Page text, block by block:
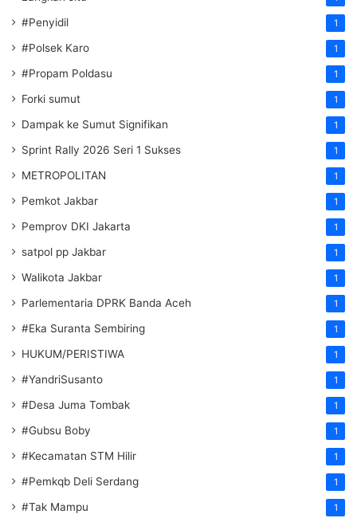
#Penyidil 1
#Polsek Karo 1
#Propam Poldasu 1
Forki sumut 1
Dampak ke Sumut Signifikan 1
Sprint Rally 2026 Seri 1 Sukses 1
METROPOLITAN 1
Pemkot Jakbar 1
Pemprov DKI Jakarta 1
satpol pp Jakbar 1
Walikota Jakbar 1
Parlementaria DPRK Banda Aceh 1
#Eka Suranta Sembiring 1
HUKUM/PERISTIWA 1
#YandriSusanto 1
#Desa Juma Tombak 1
#Gubsu Boby 1
#Kecamatan STM Hilir 1
#Pemkqb Deli Serdang 1
#Tak Mampu 1